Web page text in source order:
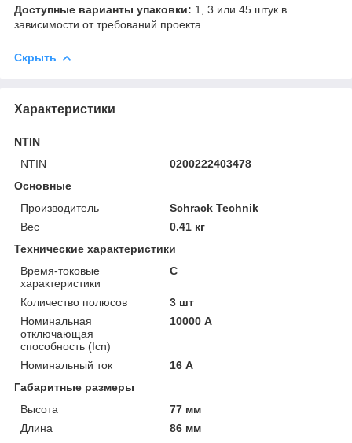
Доступные варианты упаковки: 1, 3 или 45 штук в
зависимости от требований проекта.
Скрыть
Характеристики
NTIN
NTIN
0200222403478
Основные
Производитель
Schrack Technik
Вес
0.41 кг
Технические характеристики
Время-токовые
характеристики
C
Количество полюсов
3 шт
Номинальная
отключающая
способность (Icn)
10000 А
Номинальный ток
16 А
Габаритные размеры
Высота
77 мм
Длина
86 мм